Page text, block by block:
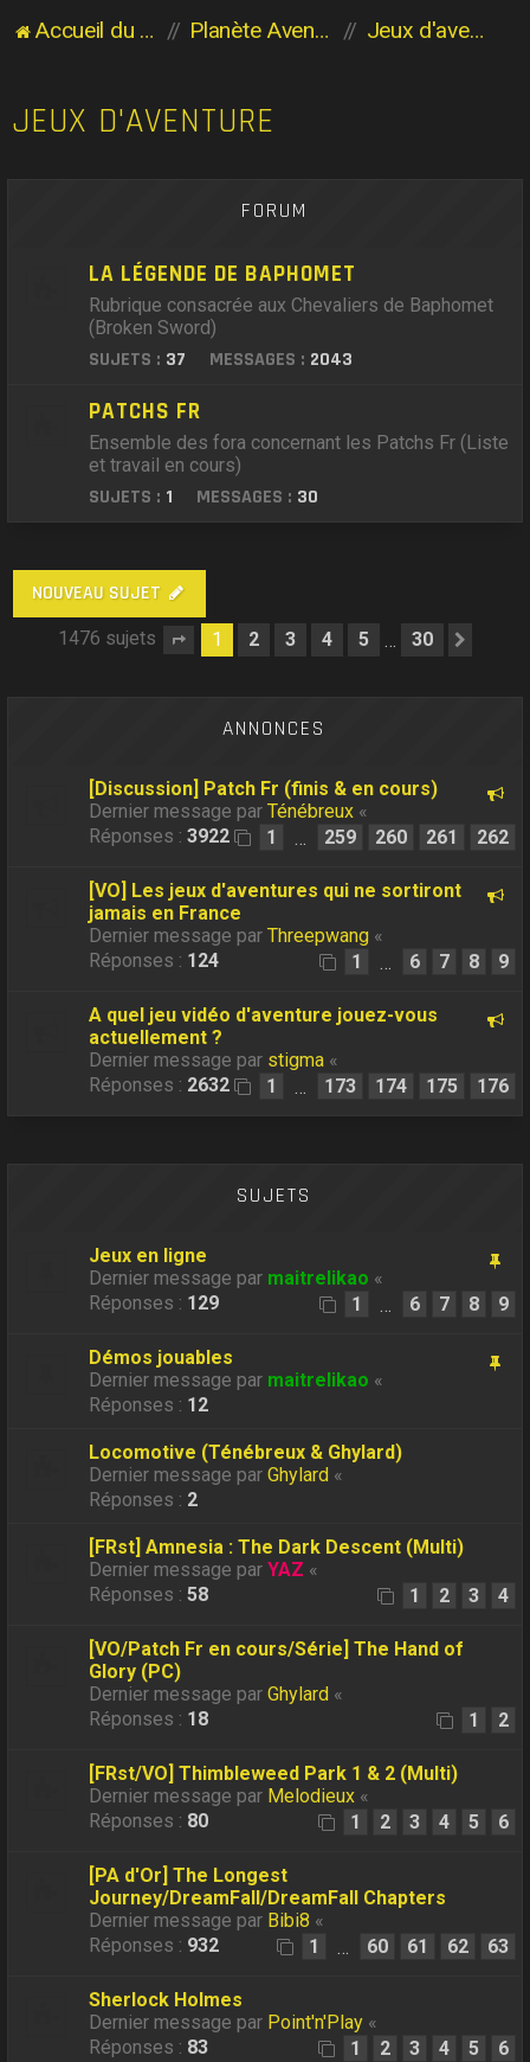
Accueil du forum Planète Aventure Jeux d'aventure
JEUX D'AVENTURE
FORUM
LA LÉGENDE DE BAPHOMET
Rubrique consacrée aux Chevaliers de Baphomet
(Broken Sword)
SUJETS : 37 MESSAGES : 2043
PATCHS FR
Ensemble des fora concernant les Patchs Fr (Liste
et travail en cours)
SUJETS : 1 MESSAGES : 30
NOUVEAU SUJET
1476 sujets Page 1sur30
1 2 3 4 5 … 30
ANNONCES
[Discussion] Patch Fr (finis & en cours)
Dernier message parTénébreux «
Réponses :3922 1 … 259 260 261 262
[VO] Les jeux d'aventures qui ne sortiront
jamais en France
Dernier message parThreepwang «
Réponses : 124 1 … 6 7 8 9
A quel jeu vidéo d'aventure jouez-vous
actuellement ?
Dernier message par stigma «
Réponses : 2632 1 … 173 174 175 176
SUJETS
Jeux en ligne
Dernier message par maitrelikao «
Réponses : 129 1 … 6 7 8 9
Démos jouables
Dernier message par maitrelikao «
Réponses : 12
Locomotive (Ténébreux & Ghylard)
Dernier message parGhylard «
Réponses : 2
[FRst] Amnesia : The Dark Descent (Multi)
Dernier message parYAZ «
Réponses :58 1 2 3 4
[VO/Patch Fr en cours/Série] The Hand of
Glory (PC)
Dernier message parGhylard «
Réponses : 18 1 2
[FRst/VO] Thimbleweed Park 1 & 2 (Multi)
Dernier message par Melodieux «
Réponses : 80 1 2 3 4 5 6
[PA d'Or] The Longest
Journey/DreamFall/DreamFall Chapters
Dernier message par Bibi8 «
Réponses : 932 1 … 60 61 62 63
Sherlock Holmes
Dernier message par Point'n'Play «
Réponses : 83 1 2 3 4 5 6